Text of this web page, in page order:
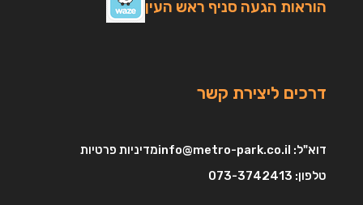
הוראות הגעה סניף ראש העין
דרכים ליצירת קשר
דוא"ל:
טלפון: 073-3742413
מדיניות פרטיות